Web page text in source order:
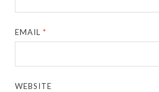
EMAIL*
WEBSITE